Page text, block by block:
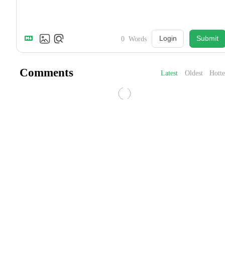
0 Words Login Submit
Comments Latest Oldest